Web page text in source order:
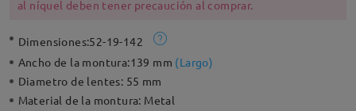
al níquel deben tener precaución al comprar.
Dimensiones:52-19-142
Ancho de la montura:139 mm (Largo)
Diametro de lentes: 55 mm
Material de la montura: Metal